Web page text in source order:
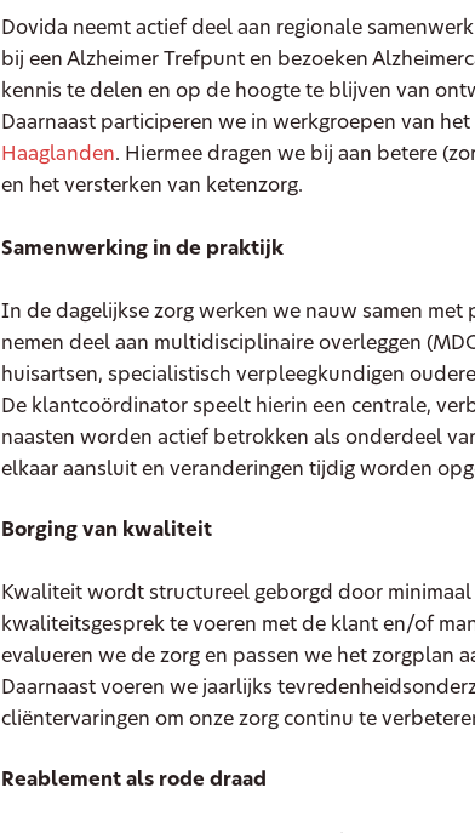
Dovida neemt actief deel aan regionale
bij een Alzheimer Trefpunt en bezoeken
kennis te delen en op de hoogte te blijven van
Daarnaast participeren we in werkgroepen van
Haaglanden. Hiermee dragen we bij aan betere
en het versterken van ketenzorg.
Samenwerking in de praktijk
In de dagelijkse zorg werken we nauw samen
nemen deel aan multidisciplinaire overleggen
huisartsen, specialistisch verpleegkundigen
De klantcoördinator speelt hierin een centrale,
naasten worden actief betrokken als onderdeel
elkaar aansluit en veranderingen tijdig worden
Borging van kwaliteit
Kwaliteit wordt structureel geborgd door minimaal
kwaliteitsgesprek te voeren met de klant en/of
evalueren we de zorg en passen we het zorgplan
Daarnaast voeren we jaarlijks
cliëntervaringen om onze zorg continu te
Reablement als rode draad